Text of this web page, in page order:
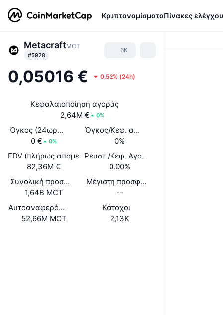
ΚρυπτονομίσματαΠίνακες ελέγχου
MetacraftMCT
#5928
6K
0,05016 € 0.52% (24h)
Κεφαλαιοποίηση αγοράς
2,64M €
0%
Όγκος (24ωρος)
0 €
0%
Όγκος/Κεφ. αγοράς (24ώ)
0%
FDV (πλήρως απομειωμένη αξία)
82,36M €
Ρευστ./Κεφ. Αγοράς
0.00%
Συνολική προσφορά
1,64B MCT
Μέγιστη προσφορά
--
Αυτοαναφερόμενη κυκλοφορούσα προσφορά
52,66M MCT
Κάτοχοι
2,13K